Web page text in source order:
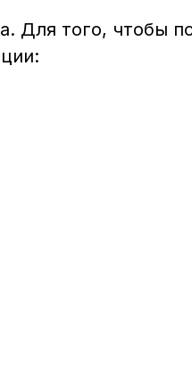
Для того, чтобы